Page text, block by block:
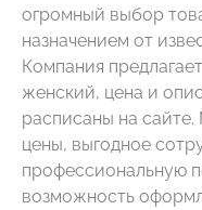
огромный выбор
назначением от
Компания
женский, цена и
расписаны на
цены, выгодное
профессиональную
возможность